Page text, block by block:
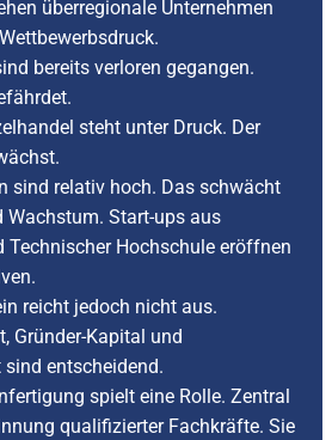
überregionale Unternehmen
bereits verloren gegangen.
steht unter Druck. Der
sind relativ hoch. Das schwächt
Wachstum. Start-ups aus
Technischer Hochschule eröffnen
reicht jedoch nicht aus.
Gründer-Kapital und
entscheidend.
spielt eine Rolle. Zentral
qualifizierter Fachkräfte. Sie